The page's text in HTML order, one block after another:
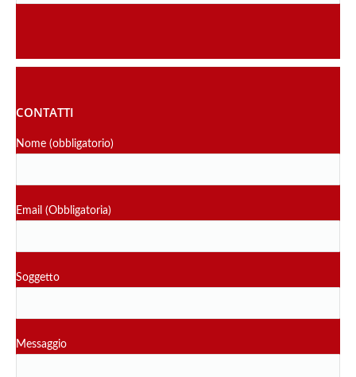
CONTATTI
Nome (obbligatorio)
Email (Obbligatoria)
Soggetto
Messaggio